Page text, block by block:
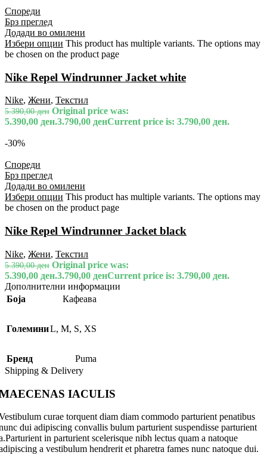
Спореди
Брз преглед
Додади во омилени
Избери опции This product has multiple variants. The options may
be chosen on the product page
Nike Repel Windrunner Jacket white
Nike, Жени, Текстил
5.390,00ден Original price was:
5.390,00 ден.3.790,00 денCurrent price is: 3.790,00 ден.
-30%
Спореди
Брз преглед
Додади во омилени
Избери опции This product has multiple variants. The options may
be chosen on the product page
Nike Repel Windrunner Jacket black
Nike, Жени, Текстил
5.390,00ден Original price was:
5.390,00 ден.3.790,00 денCurrent price is: 3.790,00 ден.
Дополнителни информации
Боја
Кафеава
ГолеминиL, M, S, XS
Бренд
Puma
Shipping & Delivery
IACULIS
curae torquent diam diam commodo parturient penatibus
dui adipiscing convallis bulum parturient suspendisse parturient
in parturient scelerisque nibh lectus quam a natoque
a vestibulum hendrerit et pharetra fames nunc natoque dui.